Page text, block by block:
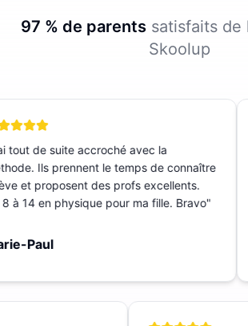
97 % de parentssatisfaits de
Skoolup
de suite accroché avec la
Ils prennent le temps de connaître
et proposent des profs excellents.
à 14 en physique pour ma fille. Bravo"
Paul